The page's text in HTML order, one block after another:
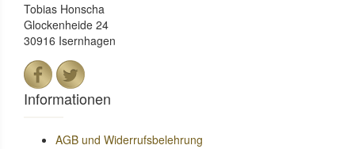
Tobias Honscha
Glockenheide 24
30916 Isernhagen
Informationen
AGB und Widerrufsbelehrung